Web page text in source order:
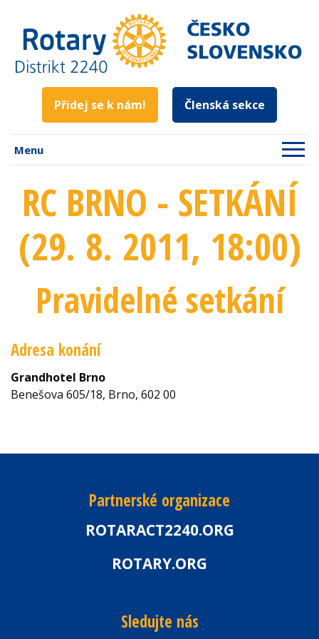
Přidej se k nám! Členská sekce
Menu
RC BRNO - SETKÁNÍ
(29. 8. 2011, 18:00)
Pravidelné setkání
Adresa konání
Grandhotel Brno
Benešova 605/18, Brno, 602 00
Partnerské organizace
ROTARACT2240.ORG
ROTARY.ORG
Sledujte nás